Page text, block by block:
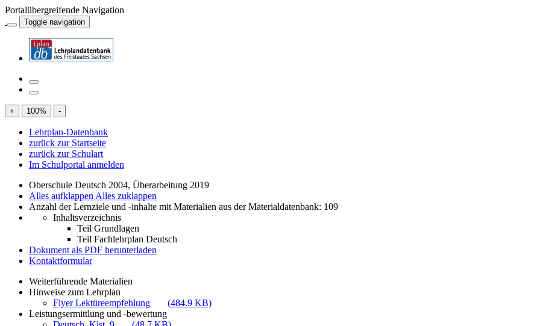
Portalübergreifende Navigation
Toggle navigation
+ 100% -
Lehrplan-Datenbank
zurück zur Startseite
zurück zur Schulart
Im Schulportal anmelden
Oberschule Deutsch 2004, Überarbeitung 2019
Alles aufklappen Alles zuklappen
Anzahl der Lernziele und -inhalte mit Materialien aus der Materialdatenbank: 109
Inhaltsverzeichnis
Teil Grundlagen
Teil Fachlehrplan Deutsch
Dokument als PDF herunterladen
Kontaktformular
Weiterführende Materialien
Hinweise zum Lehrplan
Flyer Lektüreempfehlung
(484.9 KB)
Leistungsermittlung und -bewertung